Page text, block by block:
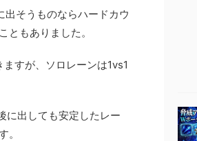
そうものならハードカウ
ともありました。
すが、ソロレーンは1vs1
に出しても安定したレー
。